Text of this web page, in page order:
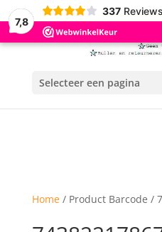
7,8
337 Reviews
Selecteer een pagina
Home/ Product Barcode /